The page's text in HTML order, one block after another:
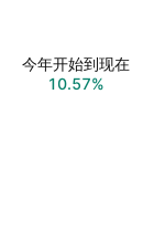
今年开始到现在
10.57%